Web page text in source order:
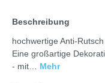
Beschreibung
hochwertige Anti-
Eine großartige
- mit… Mehr